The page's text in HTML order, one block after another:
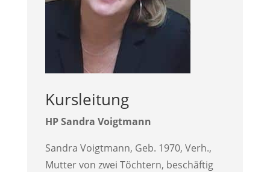
Kursleitung
HP Sandra Voigtmann
Sandra Voigtmann, Geb. 1970, Verh.,
Mutter von zwei Töchtern, beschäftig